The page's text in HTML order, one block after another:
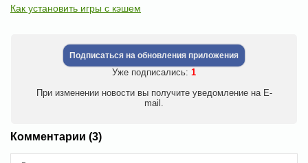
Как установить игры с кэшем
Подписаться на обновления приложения
Уже подписались: 1
При изменении новости вы получите уведомление на E-
mail.
Комментарии (3)